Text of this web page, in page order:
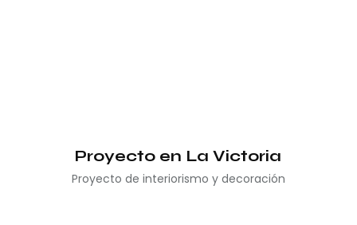
Proyecto en La Victoria
Proyecto de interiorismo y decoración